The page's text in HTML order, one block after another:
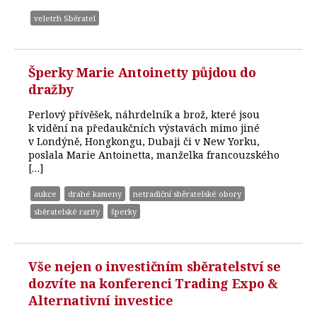
veletrh Sběratel
Šperky Marie Antoinetty půjdou do
dražby
Perlový přívěšek, náhrdelník a brož, které jsou
k vidění na předaukčních výstavách mimo jiné
v Londýně, Hongkongu, Dubaji či v New Yorku,
poslala Marie Antoinetta, manželka francouzského
[…]
aukce drahé kameny
netradiční sběratelské obory
sběratelské rarity
šperky
Vše nejen o investičním sběratelství se
dozvíte na konferenci Trading Expo &
Alternativní investice